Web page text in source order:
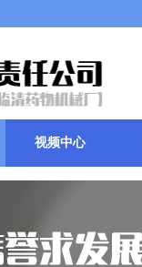
视频中心